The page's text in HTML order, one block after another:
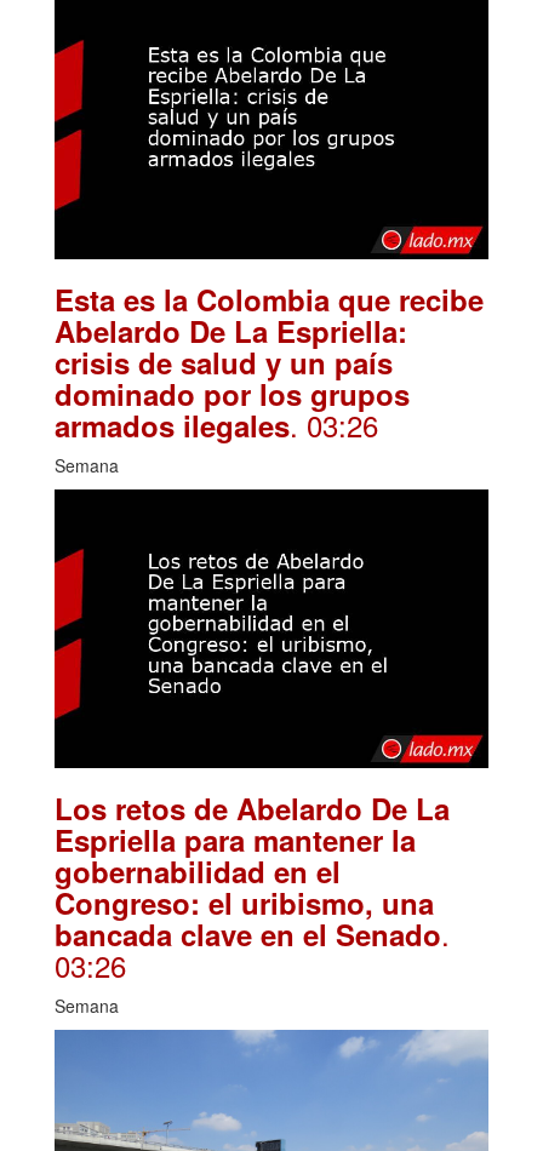
Esta es la Colombia que recibe
Abelardo De La Espriella:
crisis de salud y un país
dominado por los grupos
armados ilegales. 03:26
Semana
Los retos de Abelardo De La
Espriella para mantener la
gobernabilidad en el
Congreso: el uribismo, una
bancada clave en el Senado.
03:26
Semana